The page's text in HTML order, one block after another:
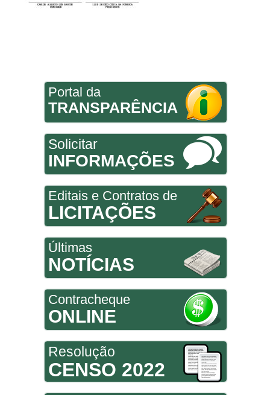
Portal da
TRANSPARÊNCIA
Solicitar
INFORMAÇÕES
Editais e Contratos de
LICITAÇÕES
Últimas
NOTÍCIAS
Contracheque
ONLINE
Resolução
CENSO 2022